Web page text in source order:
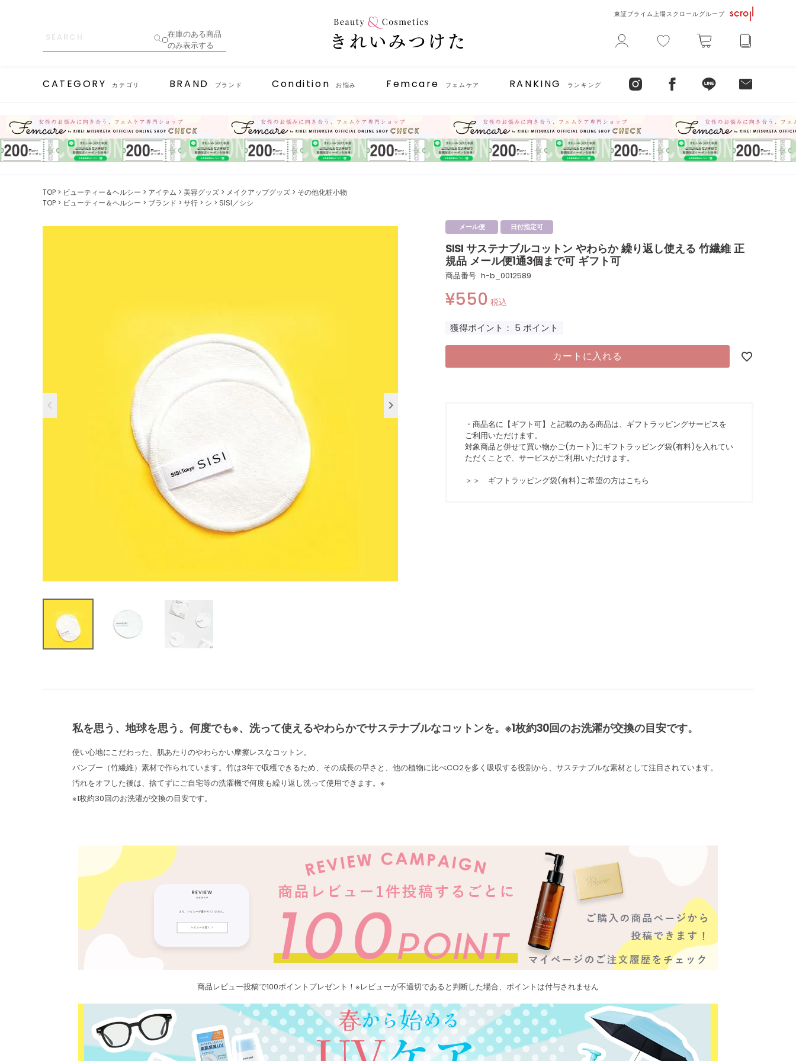
在庫のある商品
のみ表示する
東証プライム上場スクロールグループ
CATEGORY カテゴリ BRAND ブランド Condition お悩み Femcare フェムケア RANKING ランキング
TOP ビューティー＆ヘルシー アイテム 美容グッズ メイクアップグッズ
その他化粧小物
TOP
ビューティー＆ヘルシー ブランド サ行 シ SISI／シシ
メール便 日付指定可
SISI サステナブルコットン やわらか 繰り返し使える 竹繊維 正
規品 メール便1通3個まで可 ギフト可
商品番号 h-b_0012589
¥550 税込
獲得ポイント： 5 ポイント
カートに入れる
・商品名に【ギフト可】と記載のある商品は、ギフトラッピングサービスを
ご利用いただけます。
対象商品と併せて買い物かご(カート)にギフトラッピング袋(有料)を入れてい
ただくことで、サービスがご利用いただけます。
＞＞ ギフトラッピング袋(有料)ご希望の方はこちら
私を思う、地球を思う。何度でも※、洗って使えるやわらかでサステナブルなコットンを。※1枚約30回のお洗濯が交換の目安です。
使い心地にこだわった、肌あたりのやわらかい摩擦レスなコットン。
バンブー（竹繊維）素材で作られています。竹は3年で収穫できるため、その成長の早さと、他の植物に比べCO2を多く吸収する役割から、サステナブルな素材として注目されています。
汚れをオフした後は、捨てずにご自宅等の洗濯機で何度も繰り返し洗って使用できます。※
※1枚約30回のお洗濯が交換の目安です。
商品レビュー投稿で100ポイントプレゼント！※レビューが不適切であると判断した場合、ポイントは付与されません